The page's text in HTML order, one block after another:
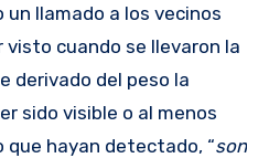
un llamado a los vecinos
visto cuando se llevaron la
derivado del peso la
sido visible o al menos
que hayan detectado, “son